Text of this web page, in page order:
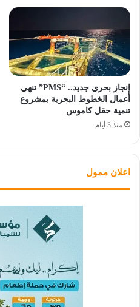
إنجاز بحري جديد.. “PMS” تنهي
أعمال الخطوط البحرية بمشروع
تنمية حقل كاموس
منذ 3 أيام
اعلان ممول